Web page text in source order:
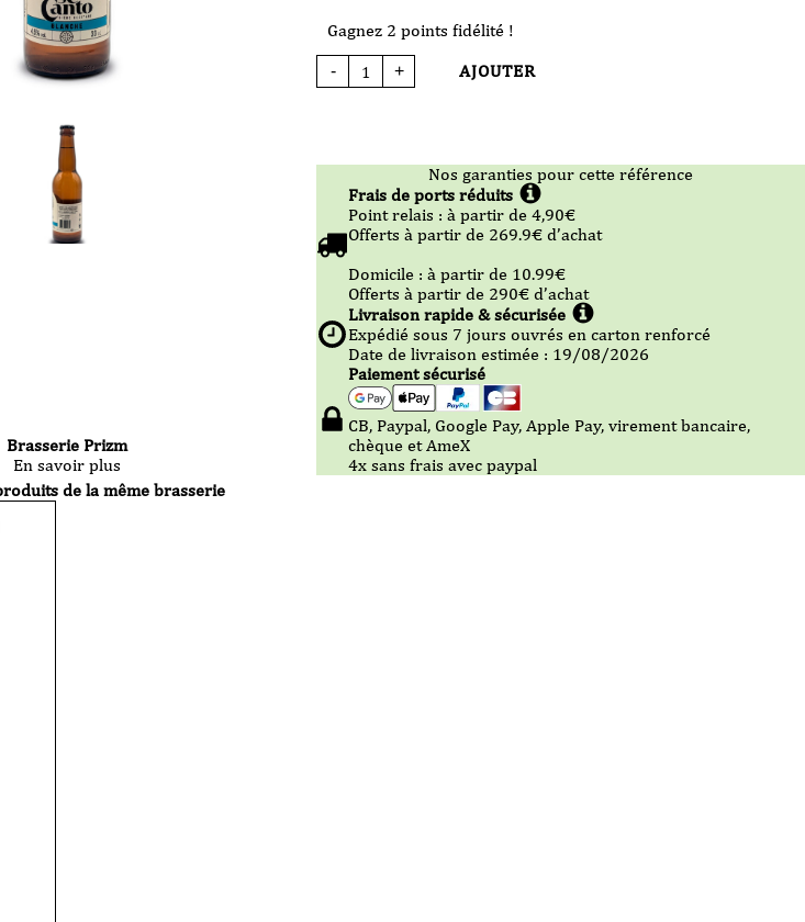
Gagnez 2 points fidélité !
-
quantité
de
cl
+ AJOUTER
Nos garanties pour cette référence
Frais de ports réduits
Point relais :à partir de 4,90€
Offerts à partir de 269.9€ d’achat
Domicile :à partir de 10.99€
Offerts à partir de 290€ d’achat
Livraison rapide & sécurisée
Expédié sous 7 jours ouvrés en carton renforcé
Date de livraison estimée : 19/08/2026
Paiement sécurisé
CB, Paypal, Google Pay, Apple Pay, virement bancaire,
chèque et AmeX
4x sans frais avec paypal
Brasserie Prizm
En savoir plus
de la même brasserie